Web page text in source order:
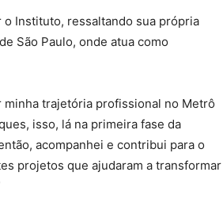
Instituto, ressaltando sua própria
São Paulo, onde atua como
trajetória profissional no Metrô
isso, lá na primeira fase da
acompanhei e contribui para o
projetos que ajudaram a transformar